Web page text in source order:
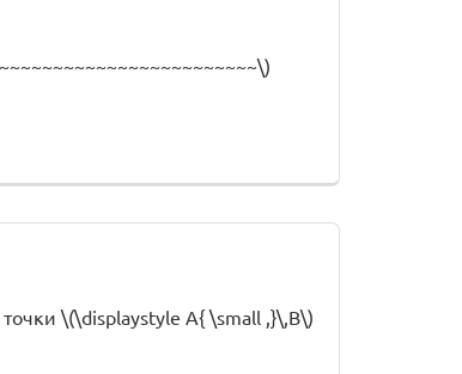
\(\displaystyle A{ \small ,}\,B\)